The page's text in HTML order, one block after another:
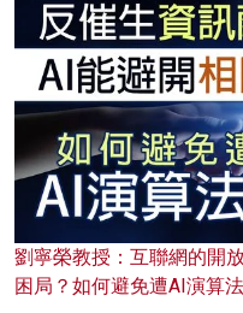
劉寧榮教授：互聯網的開
困局？如何避免遭AI演算